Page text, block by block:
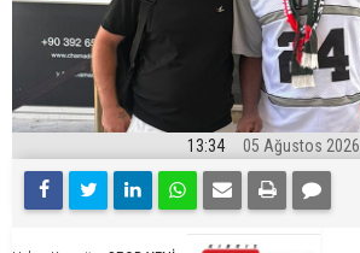
13:34 05 Ağustos 2026